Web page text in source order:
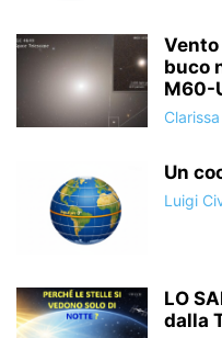
buco
M60-
Un
Luigi
LO
dalla